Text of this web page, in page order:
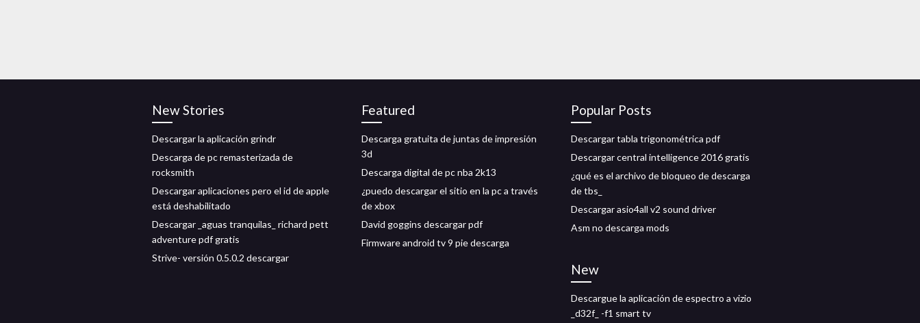
New Stories
Descargar la aplicación grindr
Descarga de pc remasterizada de
rocksmith
Descargar aplicaciones pero el id de apple
está deshabilitado
Descargar _aguas tranquilas_ richard pett
adventure pdf gratis
Strive- versión 0.5.0.2 descargar
Featured
Descarga gratuita de juntas de impresión
3d
Descarga digital de pc nba 2k13
¿puedo descargar el sitio en la pc a través
de xbox
David goggins descargar pdf
Firmware android tv 9 pie descarga
Popular Posts
Descargar tabla trigonométrica pdf
Descargar central intelligence 2016 gratis
¿qué es el archivo de bloqueo de descarga
de tbs_
Descargar asio4all v2 sound driver
Asm no descarga mods
New
Descargue la aplicación de espectro a vizio
_d32f_ -f1 smart tv